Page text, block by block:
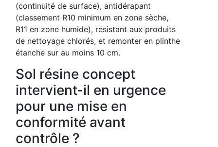
(continuité de surface), antidérapant
(classement R10 minimum en zone sèche,
R11 en zone humide), résistant aux produits
de nettoyage chlorés, et remonter en plinthe
étanche sur au moins 10 cm.
Sol résine concept
intervient-il en urgence
pour une mise en
conformité avant
contrôle ?